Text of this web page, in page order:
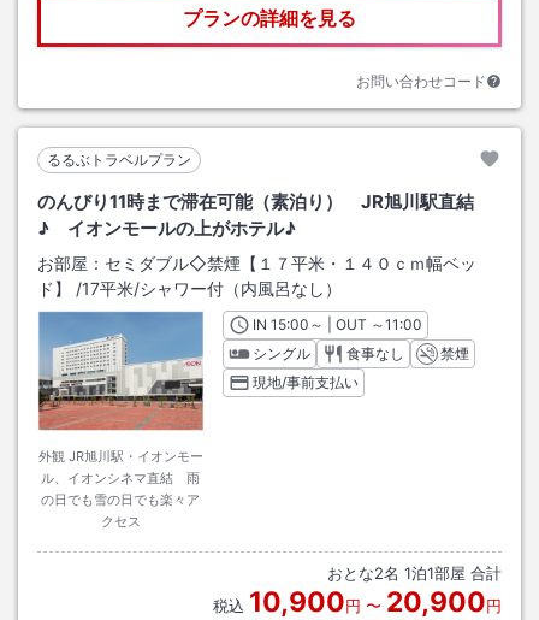
プランの詳細を見る
お問い合わせコード
るるぶトラベルプラン
のんびり11時まで滞在可能（素泊り） JR旭川駅直結
♪ イオンモールの上がホテル♪
お部屋： セミダブル◇禁煙【１７平米・１４０ｃｍ幅ベッ
ド】
/17平米/シャワー付（内風呂なし）
外観 JR旭川駅・イオンモー
ル、イオンシネマ直結 雨
の日でも雪の日でも楽々ア
クセス
INチェックイン
15:00 ～ | OUT チェックアウト
～11:00
シングル
食事なし
禁煙
現地/事前支払い
おとな2名 1泊1部屋 合計
税込 10,900円 〜 20,900円